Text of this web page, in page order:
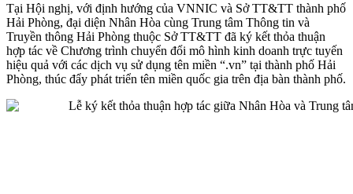
Tại Hội nghị, với định hướng của VNNIC và Sở TT&TT thành phố
Hải Phòng, đại diện Nhân Hòa cùng Trung tâm Thông tin và
Truyền thông Hải Phòng thuộc Sở TT&TT đã ký kết thỏa thuận
hợp tác về Chương trình chuyển đổi mô hình kinh doanh trực tuyến
hiệu quả với các dịch vụ sử dụng tên miền “.vn” tại thành phố Hải
Phòng, thúc đẩy phát triển tên miền quốc gia trên địa bàn thành phố.